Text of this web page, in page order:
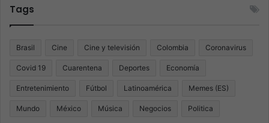
Tags
Brasil Cine Cine y televisión Colombia Coronavirus
Covid 19 Cuarentena Deportes Economía
Entretenimiento Fútbol Latinoamérica Memes (ES)
Mundo México Música Negocios Politica